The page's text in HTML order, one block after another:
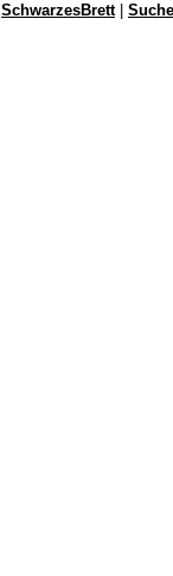
SchwarzesBrett|